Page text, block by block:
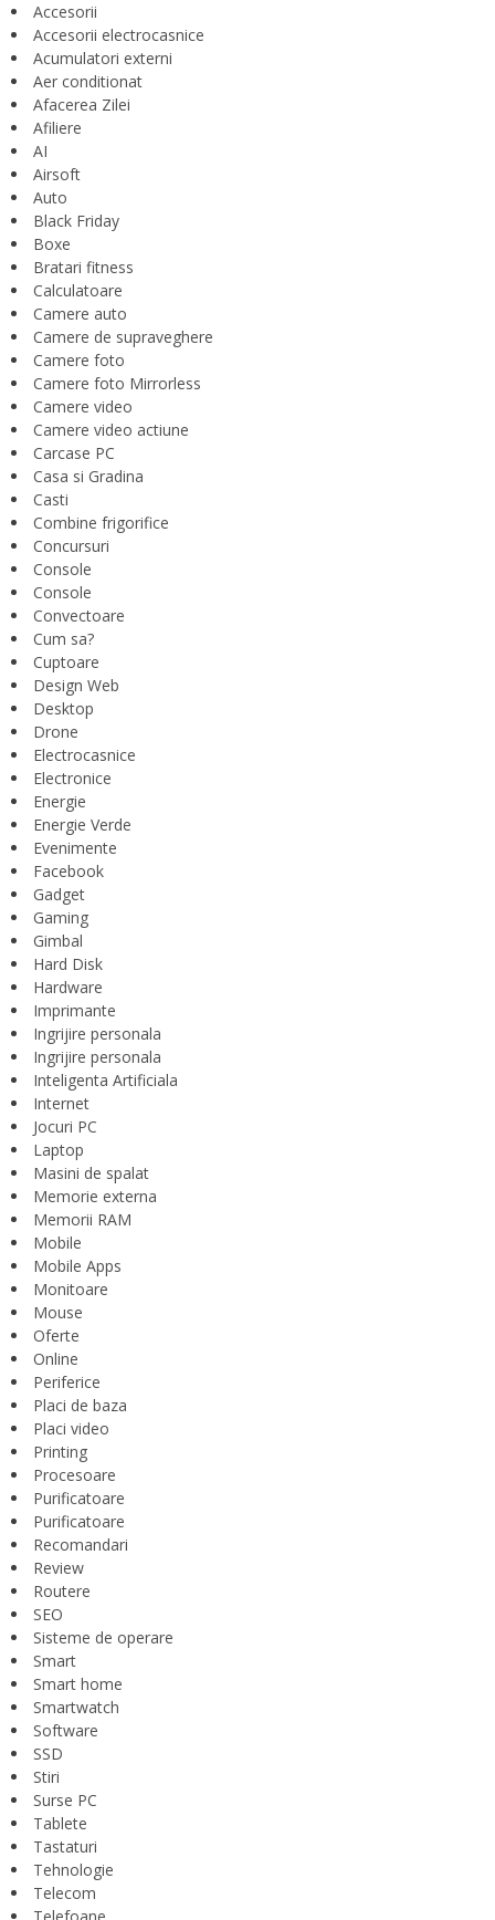
Accesorii
Accesorii electrocasnice
Acumulatori externi
Aer conditionat
Afacerea Zilei
Afiliere
AI
Airsoft
Auto
Black Friday
Boxe
Bratari fitness
Calculatoare
Camere auto
Camere de supraveghere
Camere foto
Camere foto Mirrorless
Camere video
Camere video actiune
Carcase PC
Casa si Gradina
Casti
Combine frigorifice
Concursuri
Console
Console
Convectoare
Cum sa?
Cuptoare
Design Web
Desktop
Drone
Electrocasnice
Electronice
Energie
Energie Verde
Evenimente
Facebook
Gadget
Gaming
Gimbal
Hard Disk
Hardware
Imprimante
Ingrijire personala
Ingrijire personala
Inteligenta Artificiala
Internet
Jocuri PC
Laptop
Masini de spalat
Memorie externa
Memorii RAM
Mobile
Mobile Apps
Monitoare
Mouse
Oferte
Online
Periferice
Placi de baza
Placi video
Printing
Procesoare
Purificatoare
Purificatoare
Recomandari
Review
Routere
SEO
Sisteme de operare
Smart
Smart home
Smartwatch
Software
SSD
Stiri
Surse PC
Tablete
Tastaturi
Tehnologie
Telecom